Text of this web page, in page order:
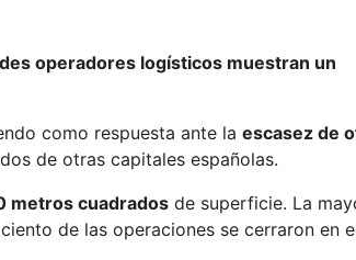
operadores logísticos muestran un
como respuesta ante la escasez de
de otras capitales españolas.
metros cuadrados de superficie. La
de las operaciones se cerraron en